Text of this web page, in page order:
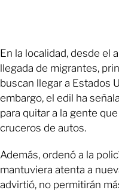
En la localidad, desde el
llegada de migrantes,
buscan llegar a Estados
embargo, el edil ha
para quitar a la gente
cruceros de autos.
Además, ordenó a la
mantuviera atenta a
advirtió, no permitirán